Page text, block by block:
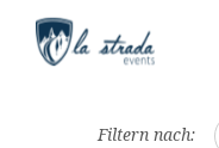
Filtern nach: